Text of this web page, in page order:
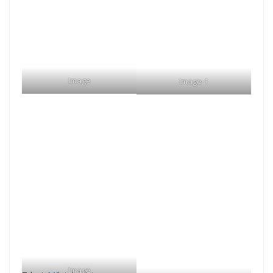
Image Image-1
Image